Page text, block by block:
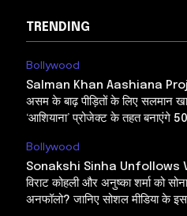
TRENDING
Bollywood
Salman Khan Aashiana
असम के बाढ़ पीड़ितों के लिए सलमान
‘आशियाना’ प्रोजेक्ट के तहत बनाएंगे
Bollywood
Sonakshi Sinha Unfollows
विराट कोहली और अनुष्का शर्मा को
अनफॉलो? जानिए सोशल मीडिया के